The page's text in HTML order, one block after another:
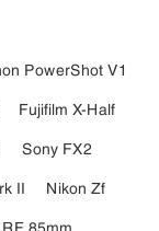
PowerShot V1
Fujifilm X-Half
Sony FX2
II
Nikon Zf
85mm